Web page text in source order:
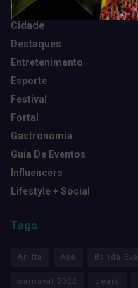
Camarote Vip Junino
Cidade
Destaques
Entretenimento
Esporte
Festival
Fortal
Gastronomia
Guia De Eventos
Influencers
Lifestyle + Social
Tags
Anitta Axé Banda Eva
carnaval 2022 ceará